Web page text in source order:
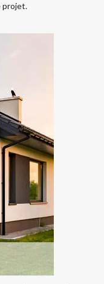
projet.